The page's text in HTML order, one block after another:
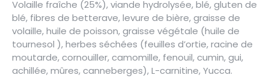
Volaille fraîche (25%), viande hydrolysée, blé, gluten de
blé, fibres de betterave, levure de bière, graisse de
volaille, huile de poisson, graisse végétale (huile de
tournesol ), herbes séchées (feuilles d’ortie, racine de
moutarde, cornouiller, camomille, fenouil, cumin, gui,
achillée, mûres, canneberges), L-carnitine, Yucca.